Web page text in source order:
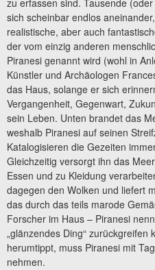
zu erfassen sind. Tausende
sich scheinbar endlos
realistische, aber auch
der vom einzig anderen
Piranesi genannt wird (wohl in
Künstler und Archäologen
das Haus, solange er sich
Vergangenheit, Gegenwart,
sein Leben. Unten brandet das
weshalb Piranesi auf seinen
Katalogisieren die Gezeiten
Gleichzeitig versorgt ihn das
Essen und zu Kleidung
dagegen den Wolken und liefert
das durch das teils marode
Forscher im Haus – Piranesi
„glänzendes Ding“ zurückgreifen
herumtippt, muss Piranesi mit
nehmen.